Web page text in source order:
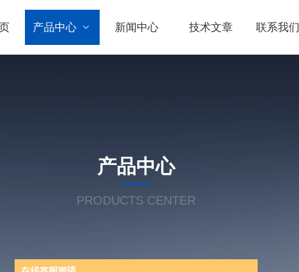
产品中心 新闻中心 技术文章 联系我们
产品中心
PRODUCTS CENTER